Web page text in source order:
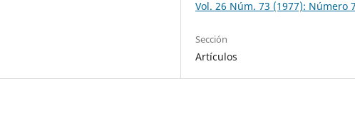
Vol. 26 Núm. 73 (1977): Número
Sección
Artículos